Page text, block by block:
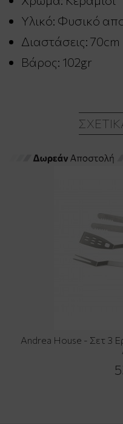
Υλικό: Φυσικό
Διαστάσεις: 70cm
Βάρος: 102gr
Andrea House - Σετ 3